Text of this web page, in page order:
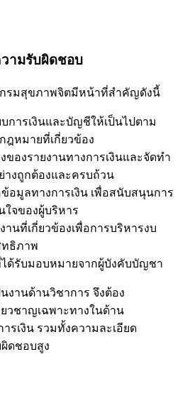
ามรับผิดชอบ
รมสุขภาพจิตมีหน้าที่สำคัญดังนี้
การเงินและบัญชีให้เป็นไปตาม
ฎหมายที่เกี่ยวข้อง
องรายงานทางการเงินและจัดทำ
างถูกต้องและครบถ้วน
อมูลทางการเงิน เพื่อสนับสนุนการ
ใจของผู้บริหาร
นที่เกี่ยวข้องเพื่อการบริหารงบ
ธิภาพ
ด้รับมอบหมายจากผู้บังคับบัญชา
งานด้านวิชาการ จึงต้อง
วชาญเฉพาะทางในด้าน
รเงิน รวมทั้งความละเอียด
ดชอบสูง